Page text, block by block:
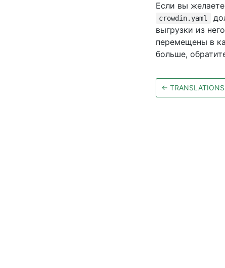
Если вы
crowdin.yaml
выгрузки из
перемещены в
больше,
←